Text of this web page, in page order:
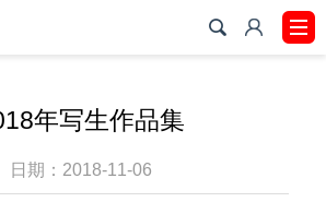
年写生作品集
日期：2018-11-06